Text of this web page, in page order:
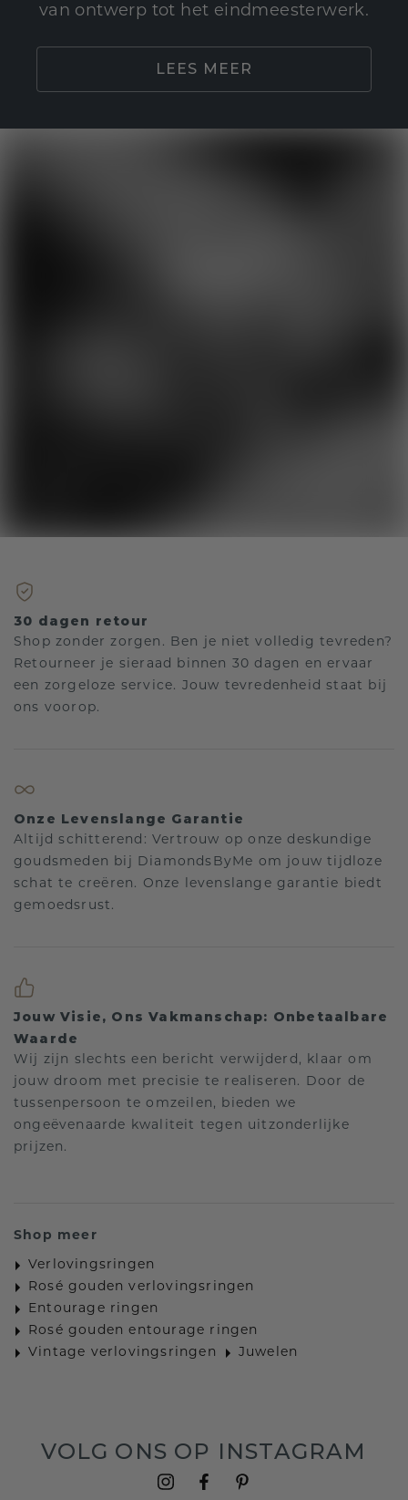
van ontwerp tot het eindmeesterwerk.
LEES MEER
30 dagen retour
Shop zonder zorgen. Ben je niet volledig tevreden?
Retourneer je sieraad binnen 30 dagen en ervaar
een zorgeloze service. Jouw tevredenheid staat bij
ons voorop.
Onze Levenslange Garantie
Altijd schitterend: Vertrouw op onze deskundige
goudsmeden bij DiamondsByMe om jouw tijdloze
schat te creëren. Onze levenslange garantie biedt
gemoedsrust.
Jouw Visie, Ons Vakmanschap: Onbetaalbare
Waarde
Wij zijn slechts een bericht verwijderd, klaar om
jouw droom met precisie te realiseren. Door de
tussenpersoon te omzeilen, bieden we
ongeëvenaarde kwaliteit tegen uitzonderlijke
prijzen.
Shop meer
Verlovingsringen
Rosé gouden verlovingsringen
Entourage ringen
Rosé gouden entourage ringen
Vintage verlovingsringen
Juwelen
VOLG ONS OP INSTAGRAM